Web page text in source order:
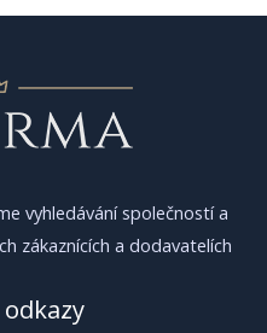
vyhledávání společností a
zákaznících a dodavatelích